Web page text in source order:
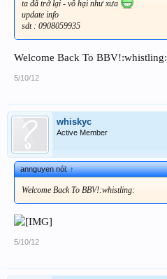
ta đã trở lại - vô hại như xưa
update info
sdt : 0908059935
Welcome Back To BBV!:whistling:
5/10/12
whiskyc
Active Member
annguyen nói:↑
Welcome Back To BBV!:whistling:
5/10/12